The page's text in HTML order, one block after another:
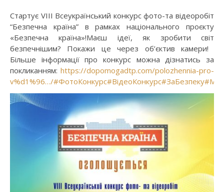
Стартує VІІI Всеукраїнський конкурс фото-та відеоробіт
“Безпечна країна” в рамках національного проєкту
«Безпечна країна»!Маєш ідеї, як зробити світ
безпечнішим? Покажи це через об’єктив камери!⠀
Більше інформації про конкурс можна дізнатись за
покликанням: https://dopomogadtp.com/polozhennia-pro-
v%d1%96…/#ФотоКонкурс#ВідеоКонкурс#ЗаБезпеку